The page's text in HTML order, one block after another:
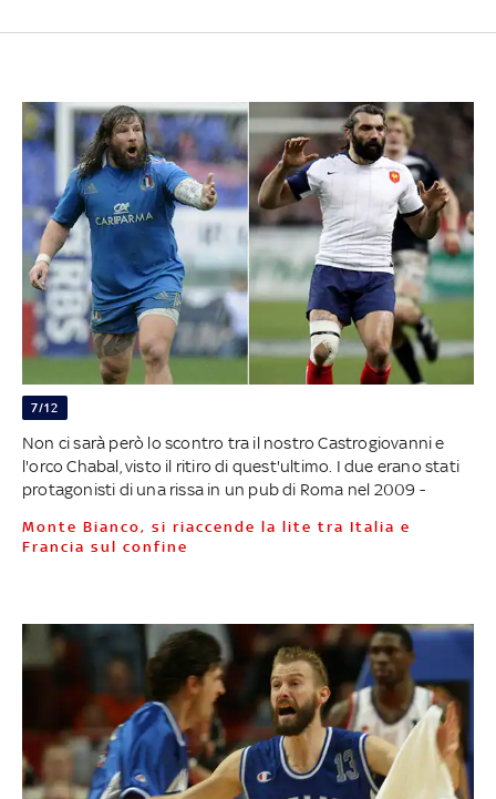
7/12
Non ci sarà però lo scontro tra il nostro Castrogiovanni e
l'orco Chabal, visto il ritiro di quest'ultimo. I due erano stati
protagonisti di una rissa in un pub di Roma nel 2009 -
Monte Bianco, si riaccende la lite tra Italia e
Francia sul confine